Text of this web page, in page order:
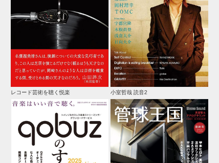
レコード芸術を聴く悦楽 小室哲哉 読音2